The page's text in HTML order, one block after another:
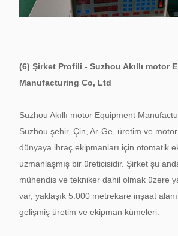
(6) Şirket Profili - Suzhou Akıllı motor
Manufacturing Co, Ltd
Suzhou Akıllı motor Equipment
Suzhou şehir, Çin, Ar-Ge, üretim ve motor
dünyaya ihraç ekipmanları için otomatik
uzmanlaşmış bir üreticisidir. Şirket şu
mühendis ve tekniker dahil olmak üzere
var, yaklaşık 5.000 metrekare inşaat
gelişmiş üretim ve ekipman kümeleri.